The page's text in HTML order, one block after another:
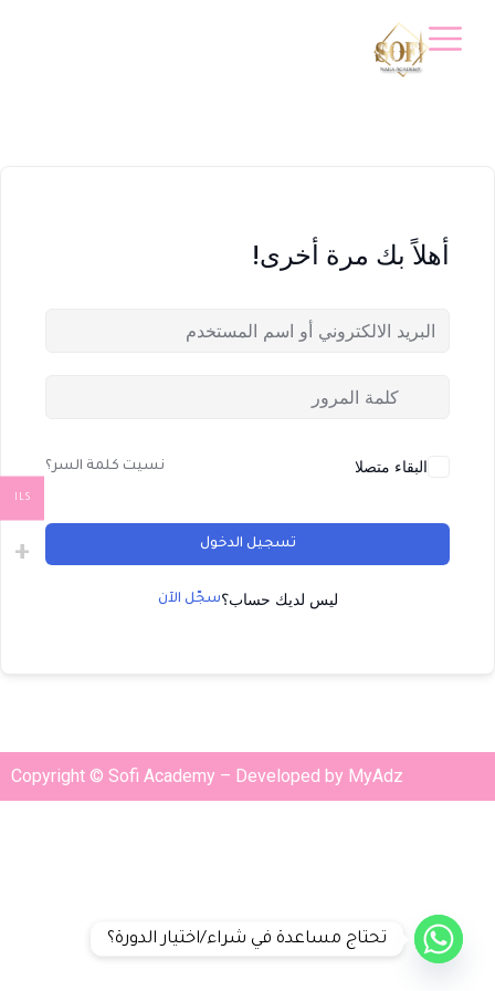
أهلاً بك مرة أخرى!
البقاء متصلا نسيت كلمة السر؟
تسجيل الدخول
ليس لديك حساب؟سجّل الآن
Copyright © Sofi Academy – Developed by MyAdz
ILS
تحتاج مساعدة في شراء/اختيار الدورة؟